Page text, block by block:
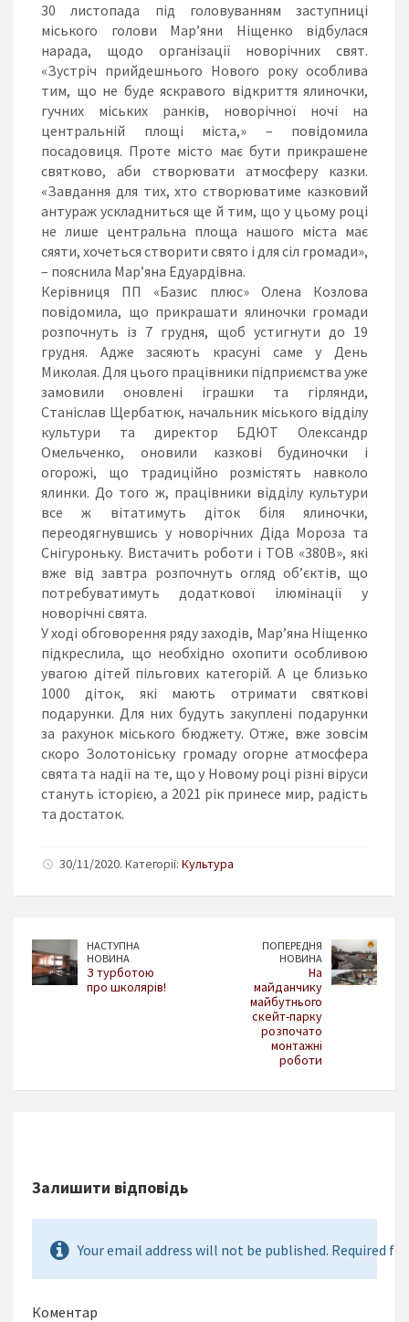
30 листопада під головуванням заступниці
міського голови Мар’яни Ніщенко відбулася
нарада, щодо організації новорічних свят.
«Зустріч прийдешнього Нового року особлива
тим, що не буде яскравого відкриття ялиночки,
гучних міських ранків, новорічної ночі на
центральній площі міста,» – повідомила
посадовиця. Проте місто має бути прикрашене
святково, аби створювати атмосферу казки.
«Завдання для тих, хто створюватиме казковий
антураж ускладниться ще й тим, що у цьому році
не лише центральна площа нашого міста має
сяяти, хочеться створити свято і для сіл громади»,
– пояснила Мар’яна Едуардівна.
Керівниця ПП «Базис плюс» Олена Козлова
повідомила, що прикрашати ялиночки громади
розпочнуть із 7 грудня, щоб устигнути до 19
грудня. Адже засяють красуні саме у День
Миколая. Для цього працівники підприємства уже
замовили оновлені іграшки та гірлянди,
Станіслав Щербатюк, начальник міського відділу
культури та директор БДЮТ Олександр
Омельченко, оновили казкові будиночки і
огорожі, що традиційно розмістять навколо
ялинки. До того ж, працівники відділу культури
все ж вітатимуть діток біля ялиночки,
переодягнувшись у новорічних Діда Мороза та
Снігуроньку. Вистачить роботи і ТОВ «380В», які
вже від завтра розпочнуть огляд об’єктів, що
потребуватимуть додаткової ілюмінації у
новорічні свята.
У ході обговорення ряду заходів, Мар’яна Ніщенко
підкреслила, що необхідно охопити особливою
увагою дітей пільгових категорій. А це близько
1000 діток, які мають отримати святкові
подарунки. Для них будуть закуплені подарунки
за рахунок міського бюджету. Отже, вже зовсім
скоро Золотоніську громаду огорне атмосфера
свята та надії на те, що у Новому році різні віруси
стануть історією, а 2021 рік принесе мир, радість
та достаток.
30/11/2020. Категорії: Культура
НАСТУПНА
НОВИНА
З турботою
про школярів!
ПОПЕРЕДНЯ
НОВИНА
На
майданчику
майбутнього
скейт-парку
розпочато
монтажні
роботи
Залишити відповідь
Your email address will not be published. Required
Коментар